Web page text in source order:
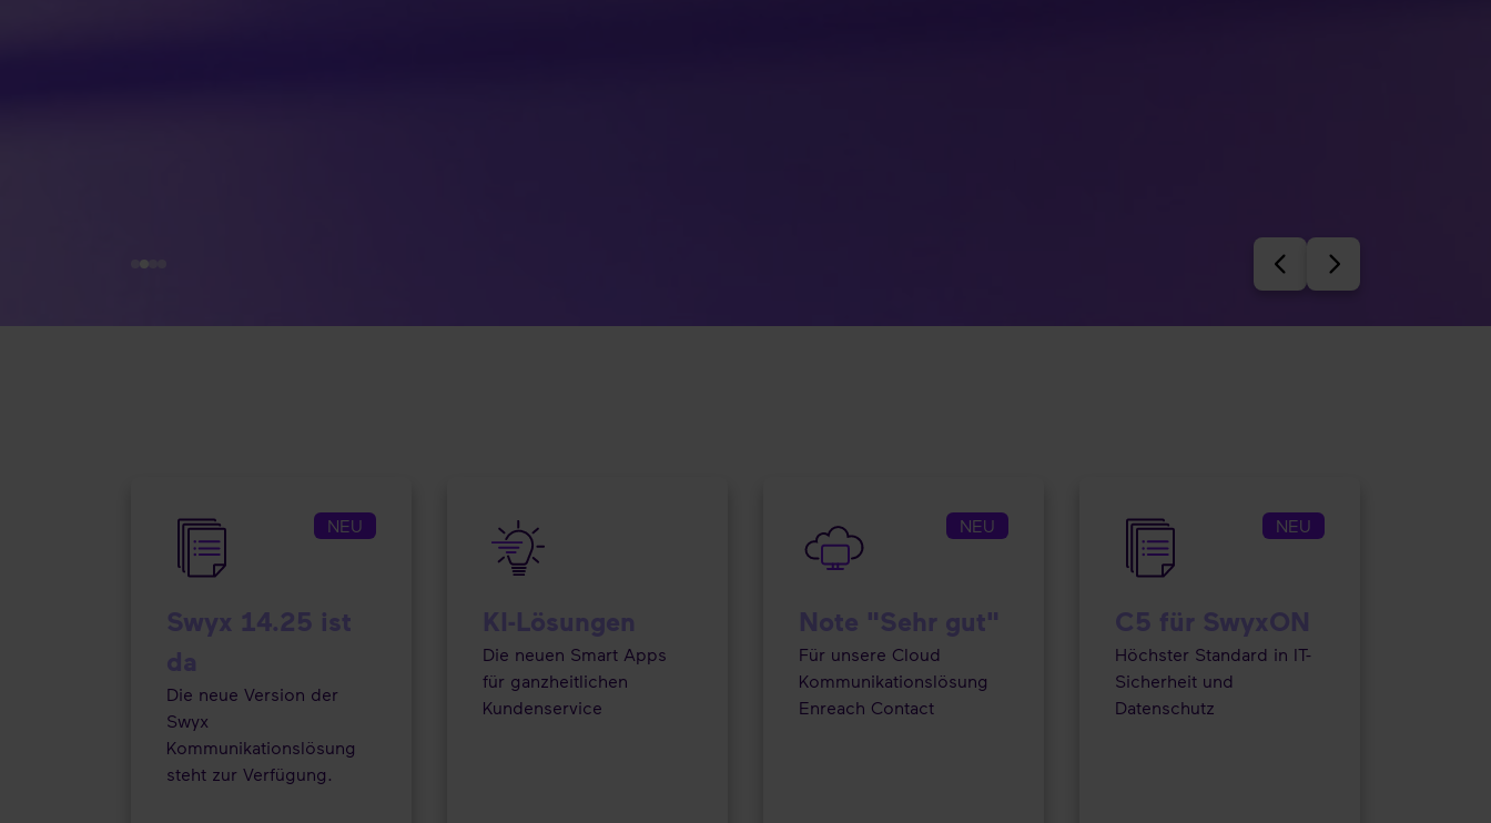
NEU
Swyx 14.25 ist
da
Die neue Version der
Swyx
Kommunikationslösung
steht zur Verfügung.
KI-Lösungen
Die neuen Smart Apps
für ganzheitlichen
Kundenservice
NEU
Note "Sehr gut"
Für unsere Cloud
Kommunikationslösung
Enreach Contact
NEU
C5 für SwyxON
Höchster Standard in IT-
Sicherheit und
Datenschutz